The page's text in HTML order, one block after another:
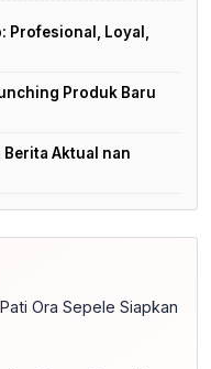
Profesional, Loyal,
Produk Baru
Aktual nan
Ora Sepele Siapkan